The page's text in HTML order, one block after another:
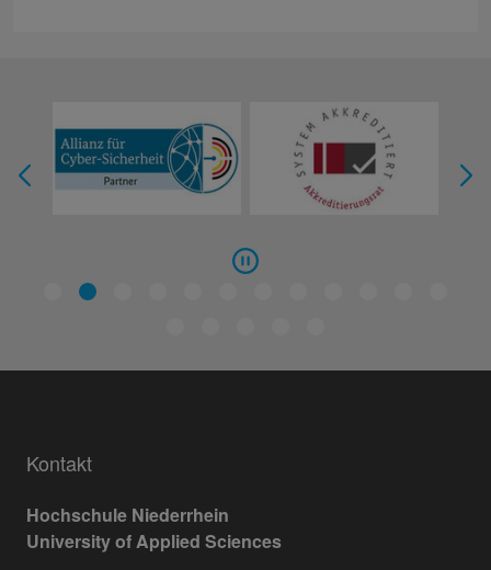
Kontakt
Hochschule Niederrhein
University of Applied Sciences